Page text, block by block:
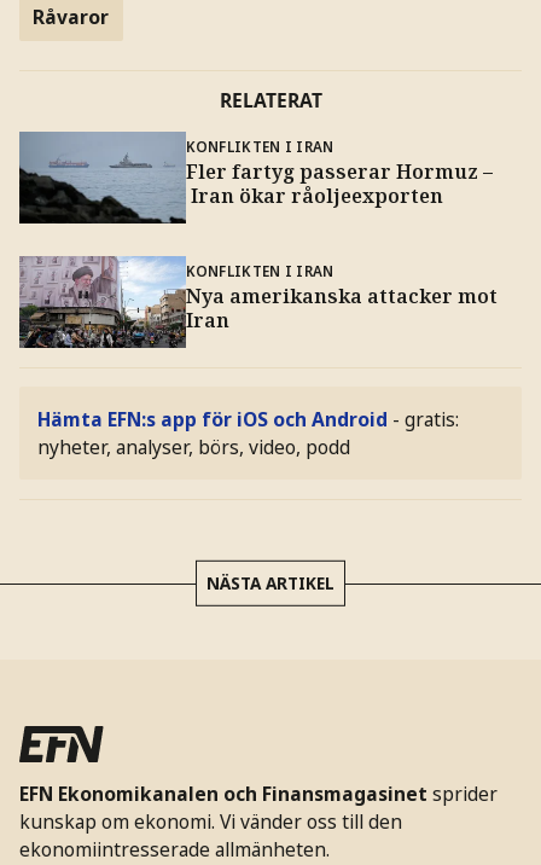
Råvaror
RELATERAT
KONFLIKTEN I IRAN
Fler fartyg passerar Hormuz –
Iran ökar råoljeexporten
KONFLIKTEN I IRAN
Nya amerikanska attacker mot
Iran
Hämta EFN:s app för iOS och Android - gratis:
nyheter, analyser, börs, video, podd
NÄSTA ARTIKEL
EFN Ekonomikanalen och Finansmagasinet sprider
kunskap om ekonomi. Vi vänder oss till den
ekonomiintresserade allmänheten.